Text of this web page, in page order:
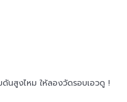
ดันสูงไหม ให้ลองวัดรอบเอวดู !